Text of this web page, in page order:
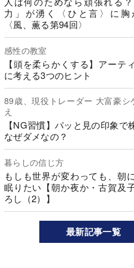
力」が湧く〈ひと言〉に胸
〈風、薫る第94回〉
感性の教室
【頭を柔らかくする】アーテ
に考える3つのヒント
89歳、現役トレーダー 大富豪シ
え
【NG習慣】パッと見の印象で
なぜダメなの？
暮らしの信じ方
もしも世界が変わっても、朝
眠りたい【朝か夜か・古賀及
ろし（2）】
最新記事一覧